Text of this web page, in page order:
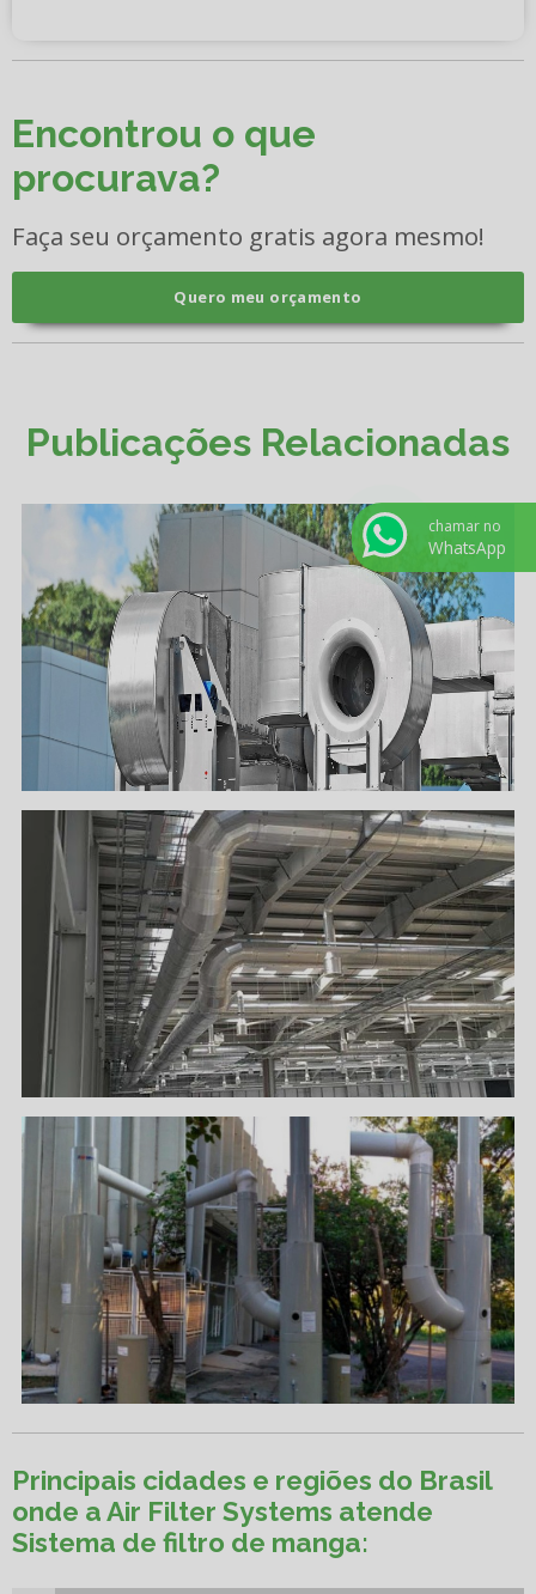
Encontrou o que
procurava?
Faça seu orçamento gratis agora mesmo!
Quero meu orçamento
Publicações Relacionadas
Principais cidades e regiões do Brasil
onde a Air Filter Systems atende
Sistema de filtro de manga:
chamar no
WhatsApp